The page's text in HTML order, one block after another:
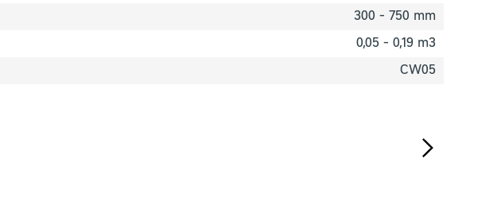
300 - 750 mm
0,05 - 0,19 m3
CW05